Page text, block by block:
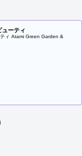
ーティ
ィ Atami Green Garden &